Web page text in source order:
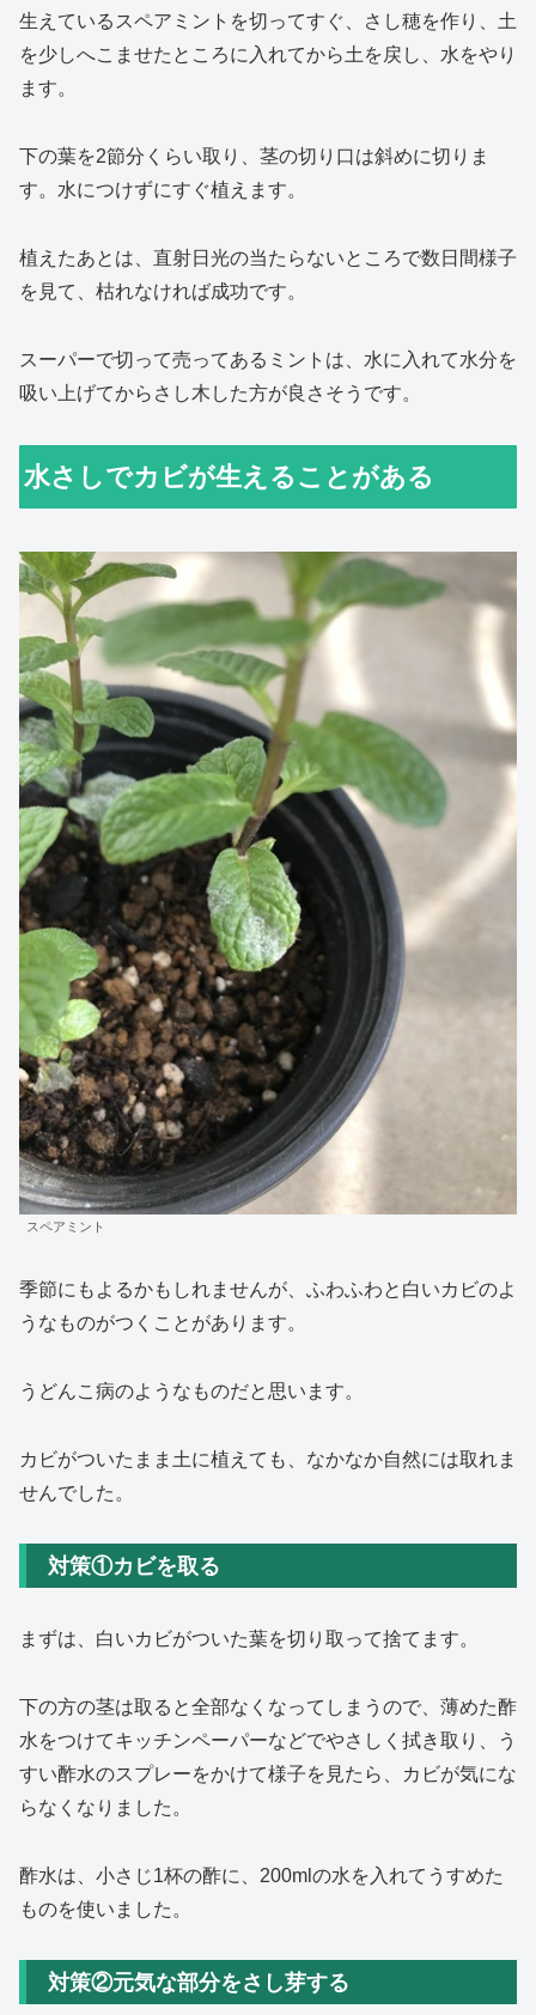
生えているスペアミントを切ってすぐ、さし穂を作り、土
を少しへこませたところに入れてから土を戻し、水をやり
ます。
下の葉を2節分くらい取り、茎の切り口は斜めに切りま
す。水につけずにすぐ植えます。
植えたあとは、直射日光の当たらないところで数日間様子
を見て、枯れなければ成功です。
スーパーで切って売ってあるミントは、水に入れて水分を
吸い上げてからさし木した方が良さそうです。
水さしでカビが生えることがある
スペアミント
季節にもよるかもしれませんが、ふわふわと白いカビのよ
うなものがつくことがあります。
うどんこ病のようなものだと思います。
カビがついたまま土に植えても、なかなか自然には取れま
せんでした。
対策①カビを取る
まずは、白いカビがついた葉を切り取って捨てます。
下の方の茎は取ると全部なくなってしまうので、薄めた酢
水をつけてキッチンペーパーなどでやさしく拭き取り、う
すい酢水のスプレーをかけて様子を見たら、カビが気にな
らなくなりました。
酢水は、小さじ1杯の酢に、200mlの水を入れてうすめた
ものを使いました。
対策②元気な部分をさし芽する